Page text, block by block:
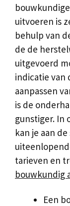
uitvoeren is
behulp van
de de
uitgevoerd
indicatie van
aanpassen
is de
gunstiger. In
kan je aan
tarieven en
bouwkundig
Een